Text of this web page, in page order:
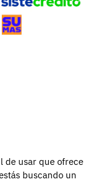
de usar que ofrece
buscando un